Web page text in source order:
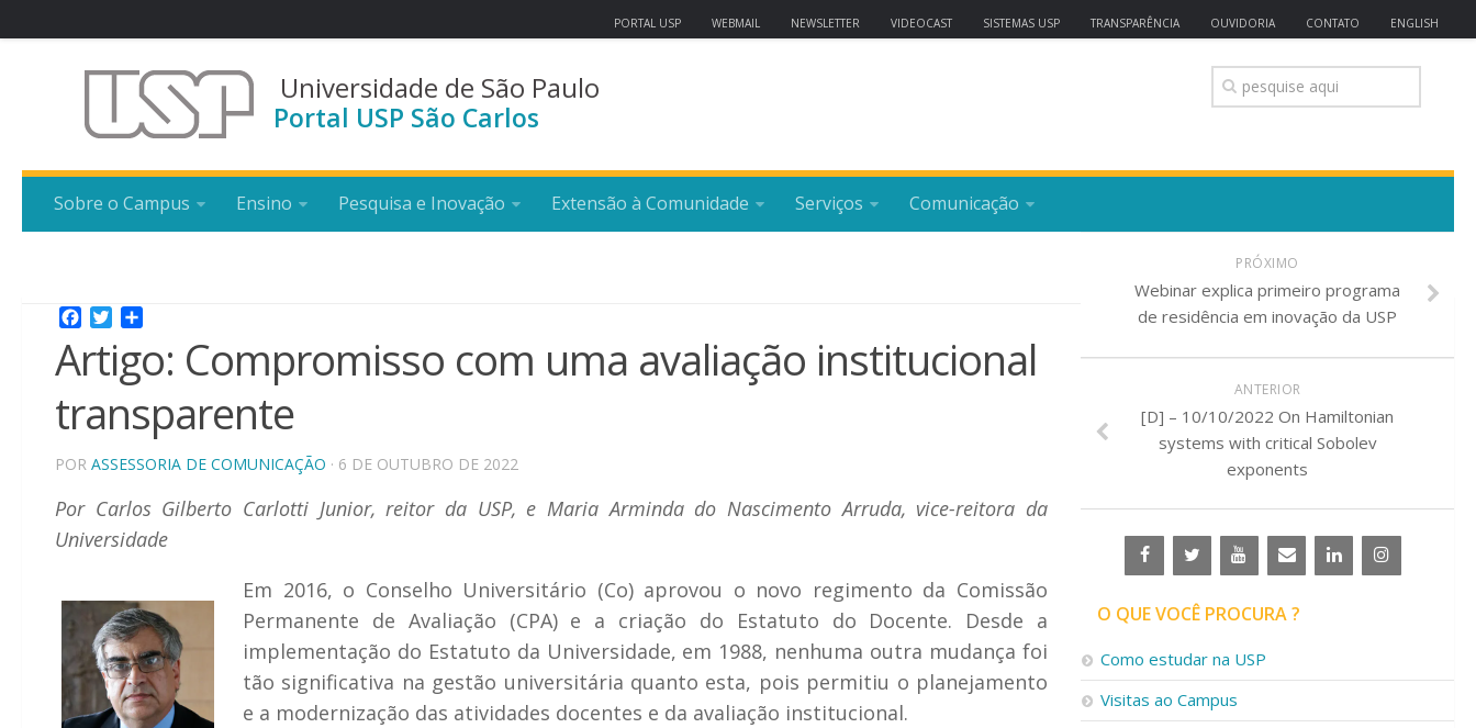
PORTAL USP WEBMAIL NEWSLETTER VIDEOCAST SISTEMAS USP TRANSPARÊNCIA OUVIDORIA CONTATO ENGLISH
Universidade de São Paulo
Portal USP São Carlos
Sobre o Campus Ensino Pesquisa e Inovação Extensão à Comunidade Serviços Comunicação
Facebook
Twitter
Artigo: Compromisso com uma avaliação institucional
transparente
POR ASSESSORIA DE COMUNICAÇÃO · 6 DE OUTUBRO DE 2022
Por Carlos Gilberto Carlotti Junior, reitor da USP, e Maria Arminda do Nascimento Arruda, vice-reitora da
Universidade
Em 2016, o Conselho Universitário (Co) aprovou o novo regimento da Comissão
Permanente de Avaliação (CPA) e a criação do Estatuto do Docente. Desde a
implementação do Estatuto da Universidade, em 1988, nenhuma outra mudança foi
tão significativa na gestão universitária quanto esta, pois permitiu o planejamento
e a modernização das atividades docentes e da avaliação institucional.
PRÓXIMO
Webinar explica primeiro programa
de residência em inovação da USP
ANTERIOR
[D] – 10/10/2022 On Hamiltonian
systems with critical Sobolev
exponents
O QUE VOCÊ PROCURA ?
Como estudar na USP
Visitas ao Campus